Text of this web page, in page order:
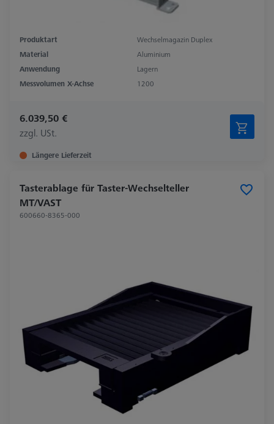
Produktart
Wechselmagazin Duplex
Material
Aluminium
Anwendung
Lagern
Messvolumen X-Achse
1200
6.039,50 €
zzgl. USt.
Längere Lieferzeit
Tasterablage für Taster-Wechselteller
MT/VAST
600660-8365-000